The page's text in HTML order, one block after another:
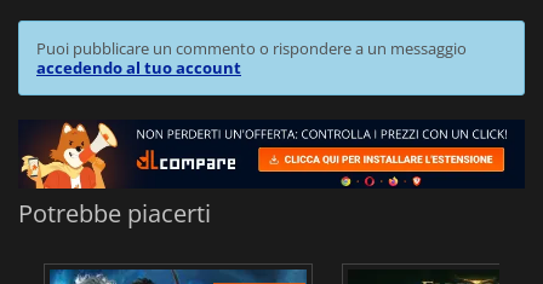
Puoi pubblicare un commento o rispondere a un messaggio
accedendo al tuo account
Potrebbe piacerti